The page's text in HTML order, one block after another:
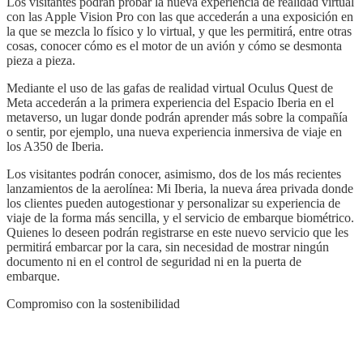
con las Apple Vision Pro con las que accederán a una exposición en
la que se mezcla lo físico y lo virtual, y que les permitirá, entre otras
cosas, conocer cómo es el motor de un avión y cómo se desmonta
pieza a pieza.
Mediante el uso de las gafas de realidad virtual Oculus Quest de
Meta accederán a la primera experiencia del Espacio Iberia en el
metaverso, un lugar donde podrán aprender más sobre la compañía
o sentir, por ejemplo, una nueva experiencia inmersiva de viaje en
los A350 de Iberia.
Los visitantes podrán conocer, asimismo, dos de los más recientes
lanzamientos de la aerolínea: Mi Iberia, la nueva área privada donde
los clientes pueden autogestionar y personalizar su experiencia de
viaje de la forma más sencilla, y el servicio de embarque biométrico.
Quienes lo deseen podrán registrarse en este nuevo servicio que les
permitirá embarcar por la cara, sin necesidad de mostrar ningún
documento ni en el control de seguridad ni en la puerta de
embarque.
Compromiso con la sostenibilidad